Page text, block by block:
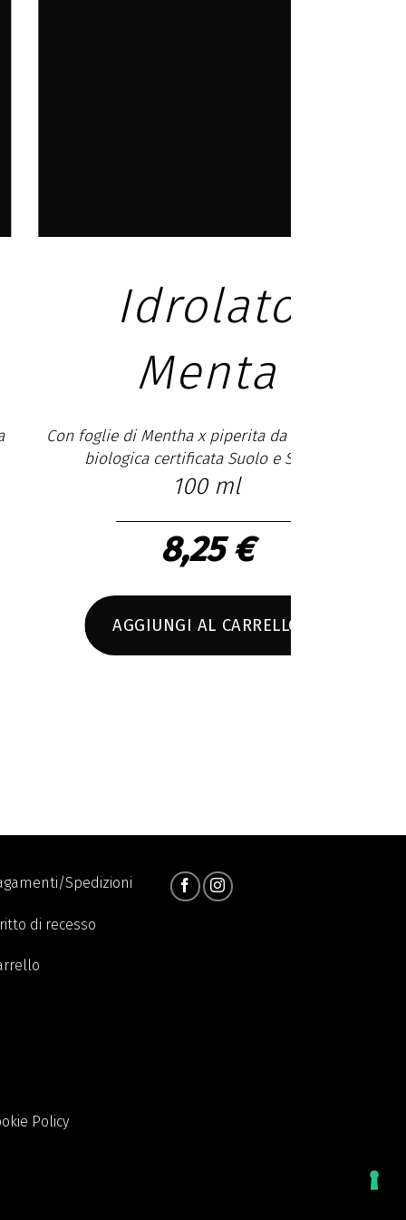
Idrolato
Menta
di Mentha x piperita da agricoltura
biologica certificata Suolo e Salute
8,25 €
AGGIUNGI AL CARRELLO
Spedizioni
di recesso
Policy